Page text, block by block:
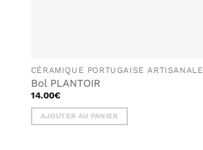
CÉRAMIQUE PORTUGAISE ARTISANALE
Bol PLANTOIR
14.00€
AJOUTER AU PANIER